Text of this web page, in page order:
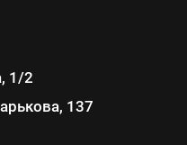
1/2
137